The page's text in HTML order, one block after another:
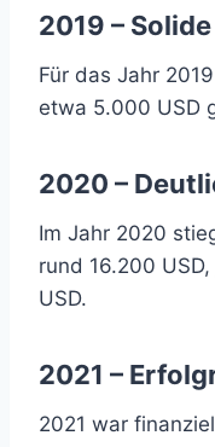
2019 –
Für das Jahr
etwa 5.000 USD
2020 –
Im Jahr 2020
rund 16.200
USD.
2021 –
2021 war